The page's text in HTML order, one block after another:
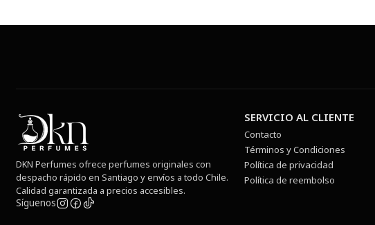
DKN Perfumes ofrece perfumes originales con
despacho rápido en Santiago y envíos a todo Chile.
Calidad garantizada a precios accesibles.
Síguenos
SERVICIO AL CLIENTE
Contacto
Términos y Condiciones
Política de privacidad
Política de reembolso